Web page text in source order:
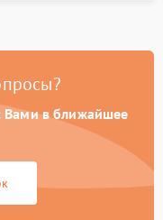
Вами в ближайшее